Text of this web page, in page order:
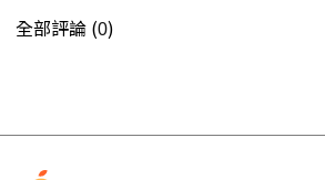
全部評論 (0)